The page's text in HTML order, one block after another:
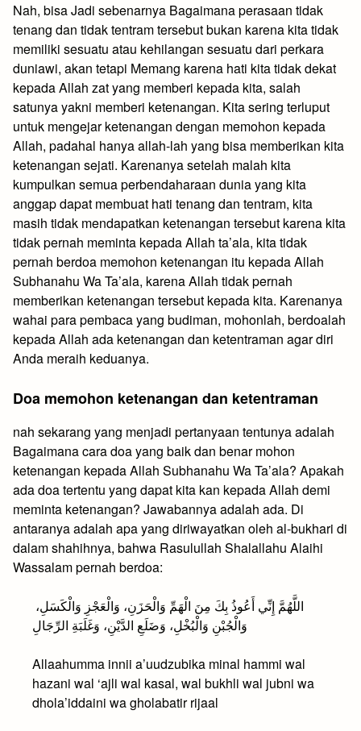
Nah, bisa Jadi sebenarnya Bagaimana perasaan tidak
tenang dan tidak tentram tersebut bukan karena kita tidak
memiliki sesuatu atau kehilangan sesuatu dari perkara
duniawi, akan tetapi Memang karena hati kita tidak dekat
kepada Allah zat yang memberi kepada kita, salah
satunya yakni memberi ketenangan. Kita sering terluput
untuk mengejar ketenangan dengan memohon kepada
Allah, padahal hanya allah-lah yang bisa memberikan kita
ketenangan sejati. Karenanya setelah malah kita
kumpulkan semua perbendaharaan dunia yang kita
anggap dapat membuat hati tenang dan tentram, kita
masih tidak mendapatkan ketenangan tersebut karena kita
tidak pernah meminta kepada Allah ta’ala, kita tidak
pernah berdoa memohon ketenangan itu kepada Allah
Subhanahu Wa Ta’ala, karena Allah tidak pernah
memberikan ketenangan tersebut kepada kita. Karenanya
wahai para pembaca yang budiman, mohonlah, berdoalah
kepada Allah ada ketenangan dan ketentraman agar diri
Anda meraih keduanya.
Doa memohon ketenangan dan ketentraman
nah sekarang yang menjadi pertanyaan tentunya adalah
Bagaimana cara doa yang baik dan benar mohon
ketenangan kepada Allah Subhanahu Wa Ta’ala? Apakah
ada doa tertentu yang dapat kita kan kepada Allah demi
meminta ketenangan? Jawabannya adalah ada. Di
antaranya adalah apa yang diriwayatkan oleh al-bukhari di
dalam shahihnya, bahwa Rasulullah Shalallahu Alaihi
Wassalam pernah berdoa:
وَالْجُبْنِ وَالْبُخْلِ، وَضَلَعِ الدَّيْنِ، وَغَلَبَةِ الرِّجَالِ
Allaahumma innii a’uudzubika minal hammi wal
hazani wal ‘ajli wal kasal, wal bukhli wal jubni wa
dhola’iddaini wa gholabatir rijaal